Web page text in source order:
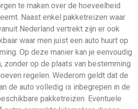
te maken over de hoeveelheid
Naast enkel pakketreizen waar
Nederland vertrekt zijn er ook
waar men juist een auto huurt op
Op deze manier kan je eenvoudig
zonder op de plaats van bestemming
regelen. Wederom geldt dat de
de auto volledig is inbegrepen in de
pakketreizen. Eventuele